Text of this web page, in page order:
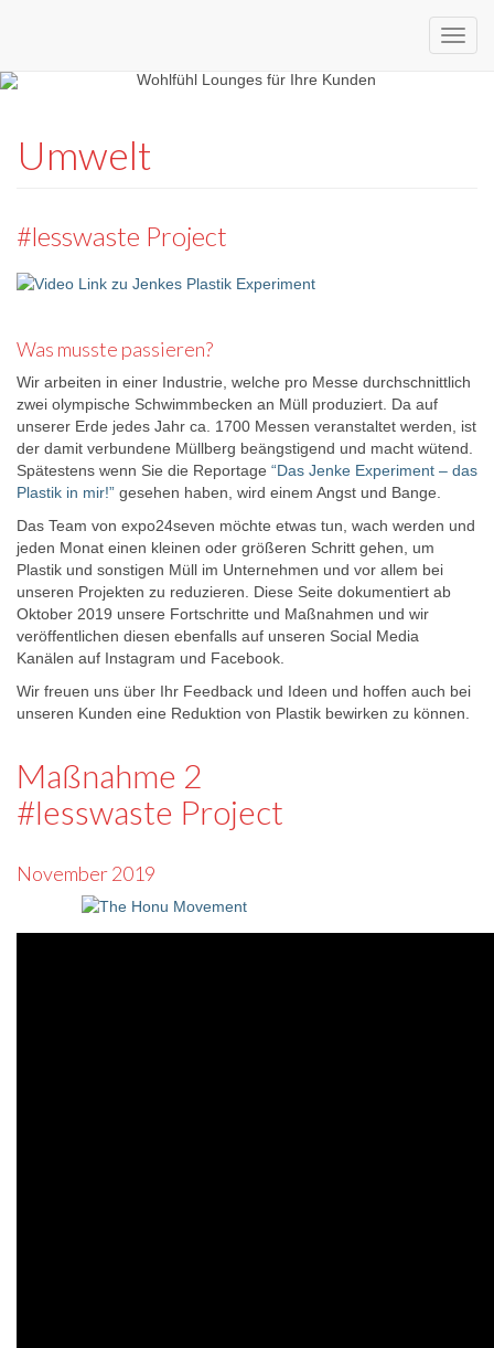
expo24seven
eventware
Umwelt
#lesswaste Project
Was musste passieren?
Wir arbeiten in einer Industrie, welche pro Messe durchschnittlich
zwei olympische Schwimmbecken an Müll produziert. Da auf
unserer Erde jedes Jahr ca. 1700 Messen veranstaltet werden, ist
der damit verbundene Müllberg beängstigend und macht wütend.
Spätestens wenn Sie die Reportage “Das Jenke Experiment – das
Plastik in mir!” gesehen haben, wird einem Angst und Bange.
Das Team von expo24seven möchte etwas tun, wach werden und
jeden Monat einen kleinen oder größeren Schritt gehen, um
Plastik und sonstigen Müll im Unternehmen und vor allem bei
unseren Projekten zu reduzieren. Diese Seite dokumentiert ab
Oktober 2019 unsere Fortschritte und Maßnahmen und wir
veröffentlichen diesen ebenfalls auf unseren Social Media
Kanälen auf Instagram und Facebook.
Wir freuen uns über Ihr Feedback und Ideen und hoffen auch bei
unseren Kunden eine Reduktion von Plastik bewirken zu können.
Maßnahme 2
#lesswaste Project
November 2019